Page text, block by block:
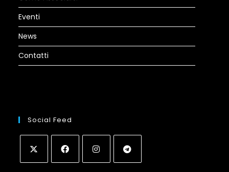
Eventi
News
Contatti
Social Feed